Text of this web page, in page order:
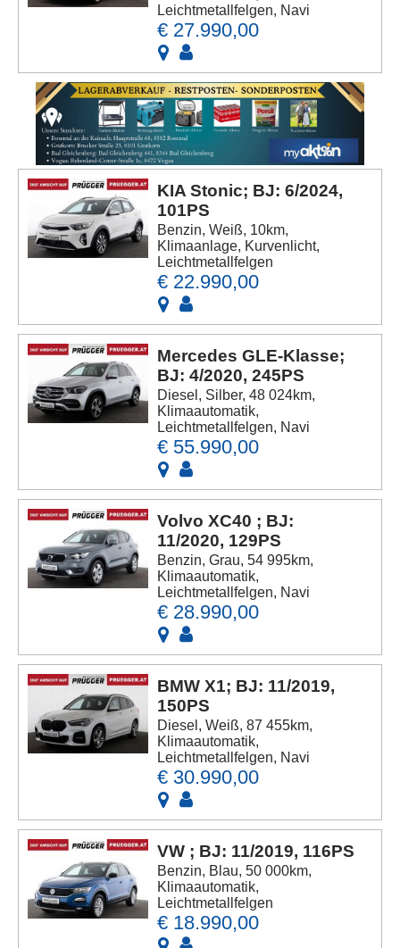
Leichtmetallfelgen, Navi
€ 27.990,00
KIA Stonic; BJ: 6/2024,
101PS
Benzin, Weiß, 10km,
Klimaanlage, Kurvenlicht,
Leichtmetallfelgen
€ 22.990,00
Mercedes GLE-Klasse;
BJ: 4/2020, 245PS
Diesel, Silber, 48 024km,
Klimaautomatik,
Leichtmetallfelgen, Navi
€ 55.990,00
Volvo XC40 ; BJ:
11/2020, 129PS
Benzin, Grau, 54 995km,
Klimaautomatik,
Leichtmetallfelgen, Navi
€ 28.990,00
BMW X1; BJ: 11/2019,
150PS
Diesel, Weiß, 87 455km,
Klimaautomatik,
Leichtmetallfelgen, Navi
€ 30.990,00
VW ; BJ: 11/2019, 116PS
Benzin, Blau, 50 000km,
Klimaautomatik,
Leichtmetallfelgen
€ 18.990,00